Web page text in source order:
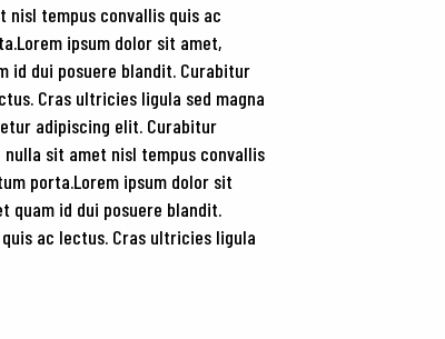
nisl tempus convallis quis ac
ipsum dolor sit amet,
id dui posuere blandit. Curabitur
Cras ultricies ligula sed magna
adipiscing elit. Curabitur
sit amet nisl tempus convallis
porta.Lorem ipsum dolor sit
quam id dui posuere blandit.
ac lectus. Cras ultricies ligula